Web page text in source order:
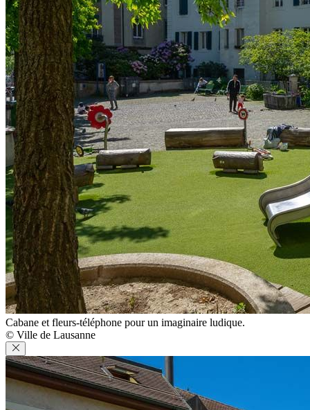
Cabane et fleurs-téléphone pour un imaginaire ludique.
© Ville de Lausanne